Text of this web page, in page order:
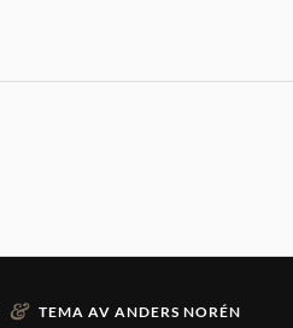
& TEMA AV ANDERS NORÉN